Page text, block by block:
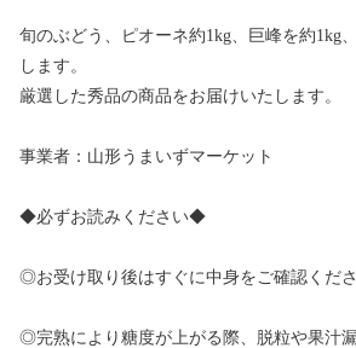
旬のぶどう、ピオーネ約1kg、巨峰を約1kg
します。
厳選した秀品の商品をお届けいたします。
事業者：山形うまいずマーケット
◆必ずお読みください◆
◎お受け取り後はすぐに中身をご確認くださ
◎完熟により糖度が上がる際、脱粒や果汁